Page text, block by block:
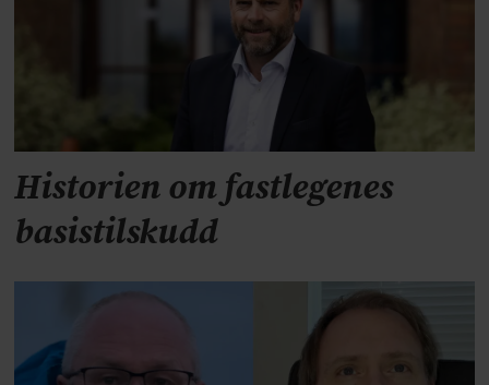
Historien om fastlegenes
basistilskudd